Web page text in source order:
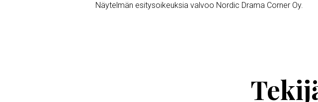
Näytelmän esitysoikeuksia valvoo Nordic Drama Corner Oy.